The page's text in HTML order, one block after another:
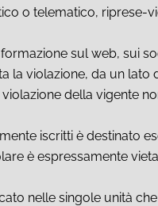
o telematico,
sul web, sui
violazione, da un lato
della vigente
iscritti è destinato
è espressamente
nelle singole unità